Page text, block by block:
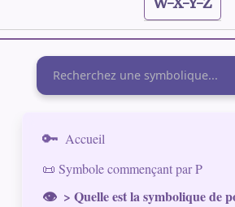
Rechercher
Accueil
📜 Symbole commençant par P
> Quelle est la symbolique de